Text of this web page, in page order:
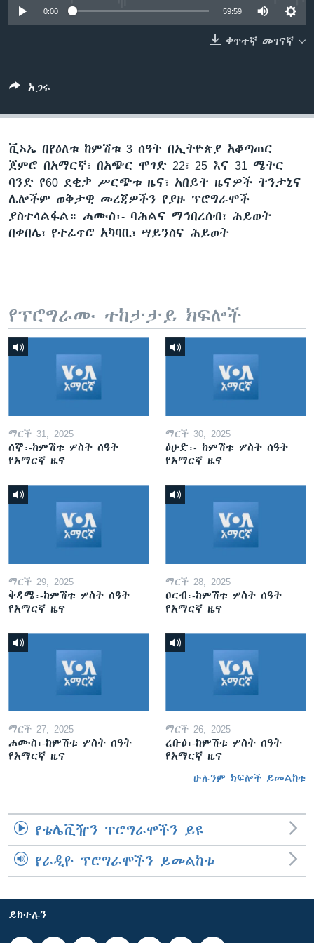
0:00 59:59
ቀጥተኛ መገናኛ
አጋሩ
ቪኦኤ በየዕለቱ ከምሽቱ 3 ሰዓት በኢትዮጵያ አቆጣጠር
ጀምሮ በአማርኛ፣ በአጭር ሞገድ 22፣ 25 እና 31 ሜትር
ባንድ የ60 ደቂቃ ሥርጭቱ ዜና፣ አበይት ዜናዎች ትንታኔና
ሌሎችም ወቅታዊ መረጃዎችን የያዙ ፕሮግራሞች
ያስተላልፋል። ሐሙስ፡- ባሕልና ማኅበረሰብ፣ ሕይወት
በቀበሌ፣ የተፈጥሮ አካባቢ፣ ሣይንስና ሕይወት
የፕሮግራሙ ተከታታይ ክፍሎች
ማርች 31, 2025
ሰኞ፡-ከምሽቱ ሦስት ሰዓት
የአማርኛ ዜና
ማርች 30, 2025
ዕሁድ፡- ከምሽቱ ሦስት ሰዓት
የአማርኛ ዜና
ማርች 29, 2025
ቅዳሜ፡-ከምሽቱ ሦስት ሰዓት
የአማርኛ ዜና
ማርች 28, 2025
ዐርብ፡-ከምሽቱ ሦስት ሰዓት
የአማርኛ ዜና
ማርች 27, 2025
ሐሙስ፡-ከምሽቱ ሦስት ሰዓት
የአማርኛ ዜና
ማርች 26, 2025
ረቡዕ፡-ከምሽቱ ሦስት ሰዓት
የአማርኛ ዜና
ሁሉንም ክፍሎች ይመልከቱ
የቴሌቪዥን ፕሮግራሞችን ይዩ
የራዲዮ ፕሮግራሞችን ይመልከቱ
ይከተሉን